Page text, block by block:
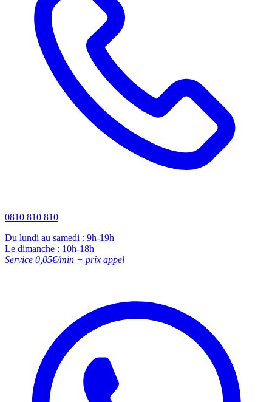
0810 810 810
Du lundi au samedi : 9h-19h
Le dimanche : 10h-18h
Service 0,05€/min + prix appel